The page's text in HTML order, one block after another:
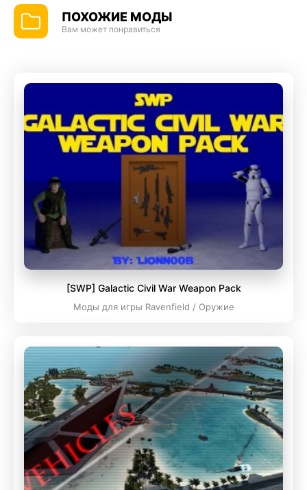
ПОХОЖИЕ МОДЫ
Вам может понравиться
[SWP] Galactic Civil War Weapon Pack
Моды для игры Ravenfield / Оружие